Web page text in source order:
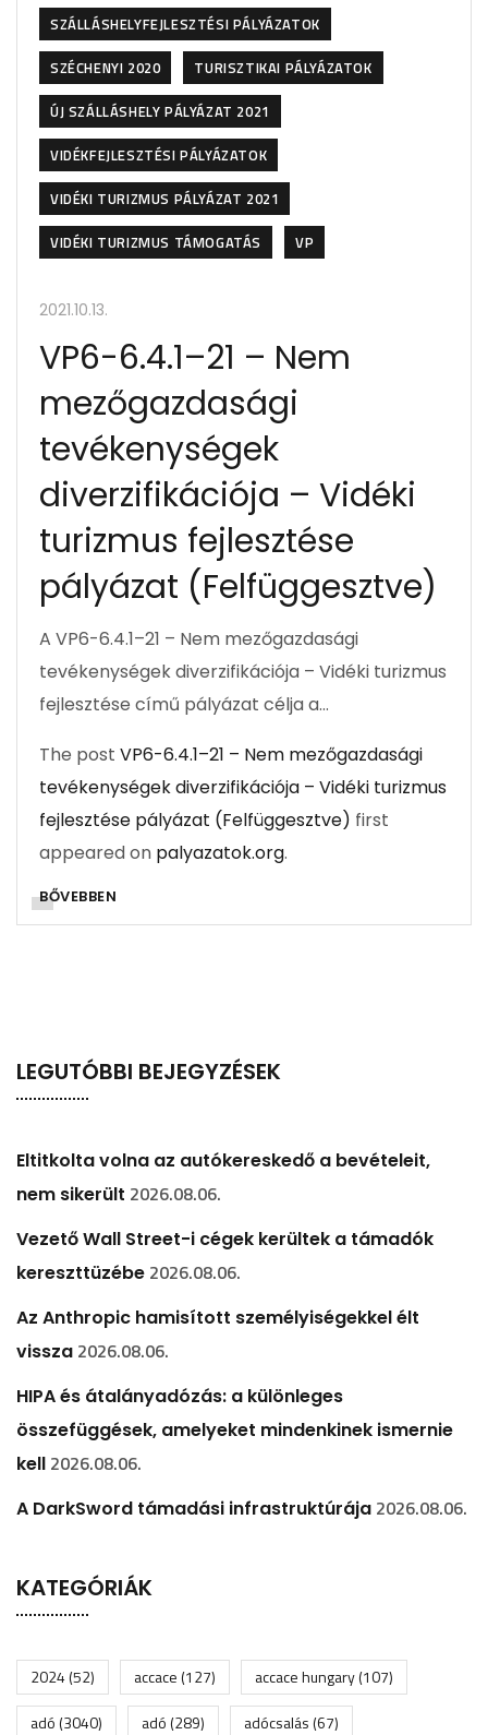
SZÁLLÁSHELYFEJLESZTÉSI PÁLYÁZATOK
SZÉCHENYI 2020
TURISZTIKAI PÁLYÁZATOK
ÚJ SZÁLLÁSHELY PÁLYÁZAT 2021
VIDÉKFEJLESZTÉSI PÁLYÁZATOK
VIDÉKI TURIZMUS PÁLYÁZAT 2021
VIDÉKI TURIZMUS TÁMOGATÁS
VP
2021.10.13.
VP6-6.4.1–21 – Nem
mezőgazdasági
tevékenységek
diverzifikációja – Vidéki
turizmus fejlesztése
pályázat (Felfüggesztve)
A VP6-6.4.1–21 – Nem mezőgazdasági
tevékenységek diverzifikációja – Vidéki turizmus
fejlesztése című pályázat célja a…
The post VP6-6.4.1–21 – Nem mezőgazdasági
tevékenységek diverzifikációja – Vidéki turizmus
fejlesztése pályázat (Felfüggesztve) first
appeared on palyazatok.org.
BŐVEBBEN
LEGUTÓBBI BEJEGYZÉSEK
Eltitkolta volna az autókereskedő a bevételeit,
nem sikerült 2026.08.06.
Vezető Wall Street-i cégek kerültek a támadók
kereszttüzébe 2026.08.06.
Az Anthropic hamisított személyiségekkel élt
vissza 2026.08.06.
HIPA és átalányadózás: a különleges
összefüggések, amelyeket mindenkinek ismernie
kell 2026.08.06.
A DarkSword támadási infrastruktúrája 2026.08.06.
KATEGÓRIÁK
2024(52) accace(127) accace hungary(107)
adó(3040) adó(289) adócsalás(67)